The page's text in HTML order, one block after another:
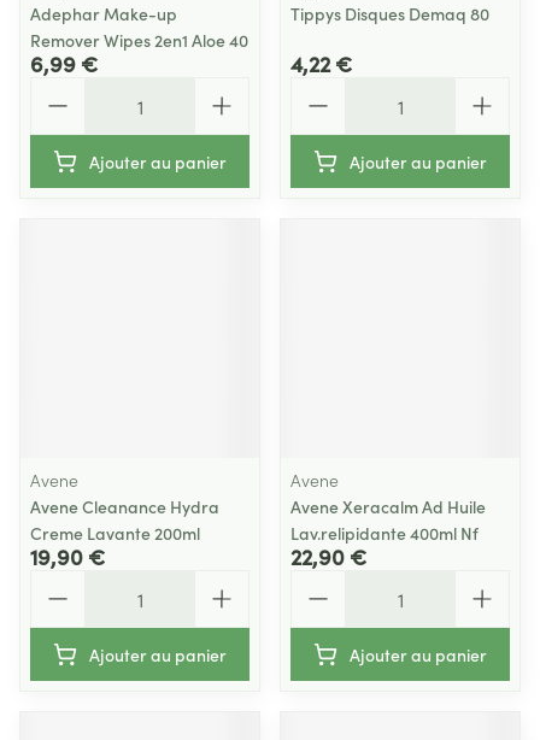
Adephar Make-up
Remover Wipes 2en1 Aloe 40
6,99 €
Ajouter au panier
Tippys Disques Demaq 80
4,22 €
Ajouter au panier
Avene
Avene Cleanance Hydra
Creme Lavante 200ml
19,90 €
Ajouter au panier
Avene
Avene Xeracalm Ad Huile
Lav.relipidante 400ml Nf
22,90 €
Ajouter au panier